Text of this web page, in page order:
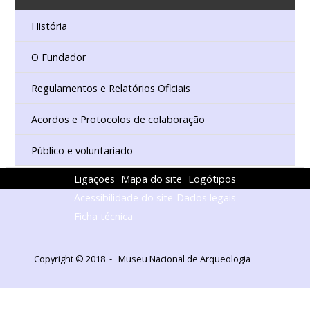
História
O Fundador
Regulamentos e Relatórios Oficiais
Acordos e Protocolos de colaboração
Público e voluntariado
Ligações Mapa do site Logótipos
Acessibilidade do site Dados legais
Ficha técnica
Copyright © 2018 - Museu Nacional de Arqueologia